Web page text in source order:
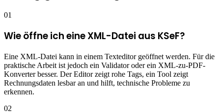
01
Wie öffne ich eine XML-Datei aus KSeF?
Eine XML-Datei kann in einem Texteditor geöffnet werden. Für die
praktische Arbeit ist jedoch ein Validator oder ein XML-zu-PDF-
Konverter besser. Der Editor zeigt rohe Tags, ein Tool zeigt
Rechnungsdaten lesbar an und hilft, technische Probleme zu
erkennen.
02